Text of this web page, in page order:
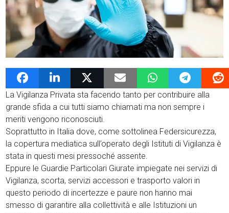
16 Ottobre 2020 admin News G4Vigilanza
La Vigilanza Privata sta facendo tanto per contribuire alla
grande sfida a cui tutti siamo chiamati ma non sempre i
meriti vengono riconosciuti.
Soprattutto in Italia dove, come sottolinea Federsicurezza,
la copertura mediatica sull’operato degli Istituti di Vigilanza è
stata in questi mesi pressoché assente.
Eppure le Guardie Particolari Giurate impiegate nei servizi di
Vigilanza, scorta, servizi accessori e trasporto valori in
questo periodo di incertezze e paure non hanno mai
smesso di garantire alla collettività e alle Istituzioni un